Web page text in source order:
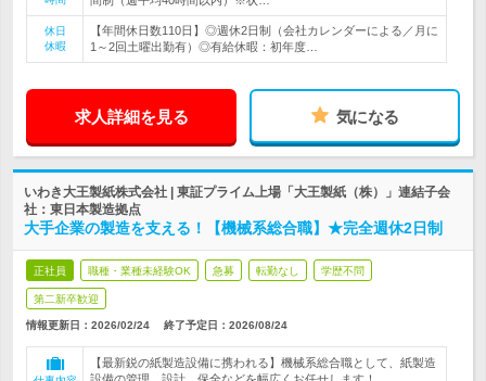
休日
休暇
【年間休日数110日】◎週休2日制（会社カレンダーによる／月に
1～2回土曜出勤有）◎有給休暇：初年度…
求人詳細を見る 気になる
いわき大王製紙株式会社 | 東証プライム上場「大王製紙（株）」連結子会
社：東日本製造拠点
大手企業の製造を支える！【機械系総合職】★完全週休2日制
正社員 職種・業種未経験OK 急募 転勤なし 学歴不問
第二新卒歓迎
情報更新日：2026/02/24 終了予定日： 2026/08/24
【最新鋭の紙製造設備に携われる】機械系総合職として、紙製造